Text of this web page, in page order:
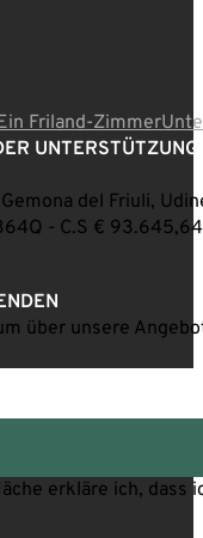
Friland-Zimmer
del Friuli,
- C.S € 93.645,64
über unsere
erkläre ich, dass